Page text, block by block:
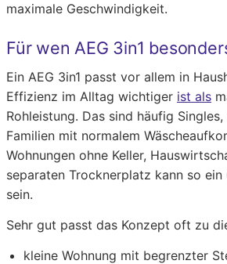
maximale Geschwindigkeit.
Für wen AEG 3in1
Ein AEG 3in1 passt vor allem in
Effizienz im Alltag wichtiger ist als
Rohleistung. Das sind häufig
Familien mit normalem
Wohnungen ohne Keller,
separaten Trocknerplatz kann so ein
sein.
Sehr gut passt das Konzept oft zu
kleine Wohnung mit begrenzter